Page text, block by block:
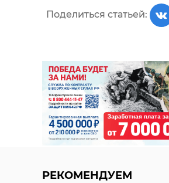
Поделиться статьей:
РЕКОМЕНДУЕМ